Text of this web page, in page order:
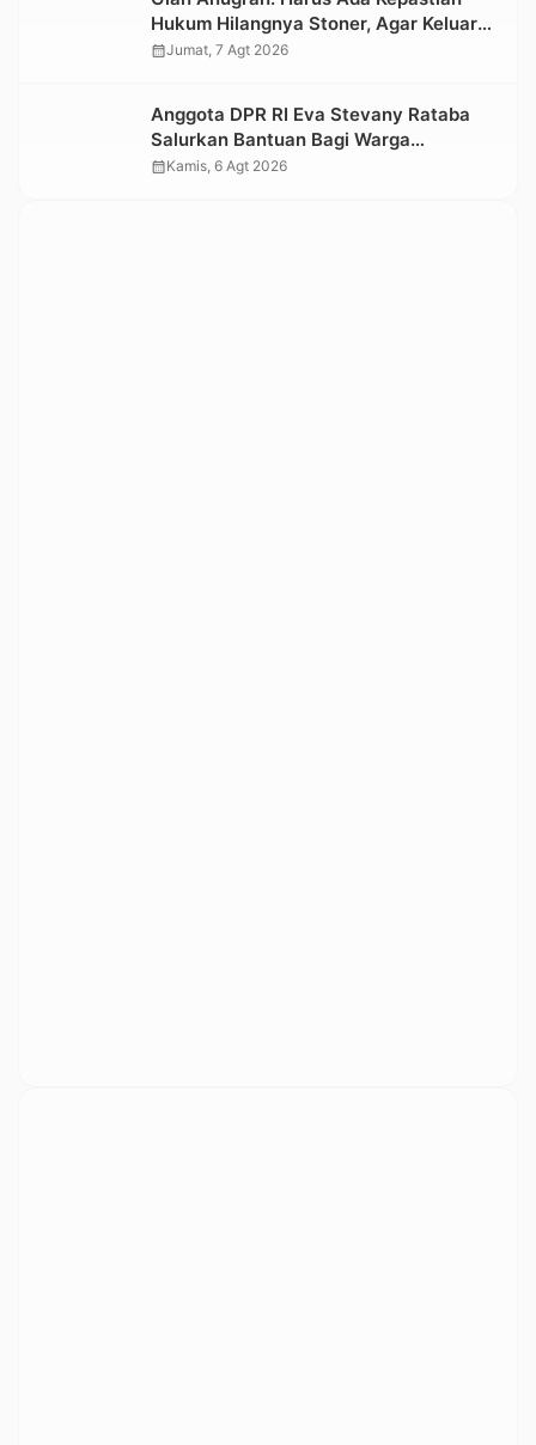
Hukum Hilangnya Stoner, Agar Keluarga
tidak Larut dalam Trauma dan
calendar_monthJumat, 7 Agt 2026
Anggota DPR RI Eva Stevany Rataba
Salurkan Bantuan Bagi Warga
Terdampak Longsor di Buntu Pepasan
calendar_monthKamis, 6 Agt 2026